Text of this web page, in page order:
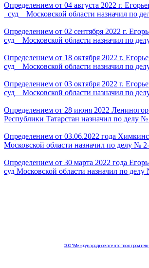
Определением от 04 августа 2022 г.
суд Московской области назначил по
Определением от 02 сентября 2022 г.
суд Московской области назначил по
Определением от 18 октября 2022 г.
суд Московской области назначил по
Определением от 03 октября 2022 г.
суд Московской области назначил по
Определением от 28 июня 2022
Республики Татарстан назначил по делу
Определением от 03.06.2022 года
Московской области назначил по делу №
Определением от 30 марта 2022 года
суд Московской области назначил по
ООО "Международное агентство